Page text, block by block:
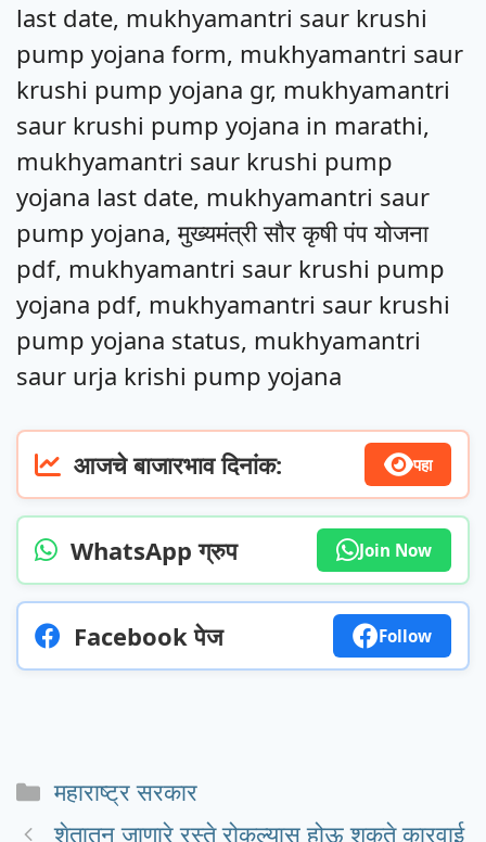
last date, mukhyamantri saur krushi
pump yojana form, mukhyamantri saur
krushi pump yojana gr, mukhyamantri
saur krushi pump yojana in marathi,
mukhyamantri saur krushi pump
yojana last date, mukhyamantri saur
pump yojana, मुख्यमंत्री सौर कृषी पंप योजना
pdf, mukhyamantri saur krushi pump
yojana pdf, mukhyamantri saur krushi
pump yojana status, mukhyamantri
saur urja krishi pump yojana
आजचे बाजारभाव दिनांक: पहा
WhatsApp ग्रुप Join Now
Facebook पेज Follow
Categories
महाराष्ट्र सरकार
शेतातून जाणारे रस्ते रोकल्यास होऊ शकते कारवाई